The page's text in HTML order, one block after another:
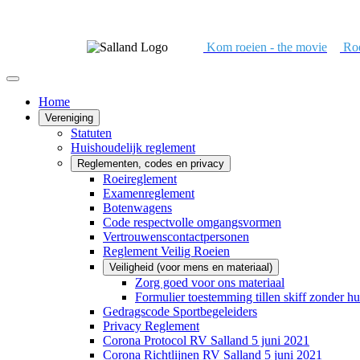
Kom roeien - the movie
Home
Vereniging
Statuten
Huishoudelijk reglement
Reglementen, codes en privacy
Roeireglement
Examenreglement
Botenwagens
Code respectvolle omgangsvormen
Vertrouwenscontactpersonen
Reglement Veilig Roeien
Veiligheid (voor mens en materiaal)
Zorg goed voor ons materiaal
Formulier toestemming tillen skiff zonder
Gedragscode Sportbegeleiders
Privacy Reglement
Corona Protocol RV Salland 5 juni 2021
Corona Richtlijnen RV Salland 5 juni 2021